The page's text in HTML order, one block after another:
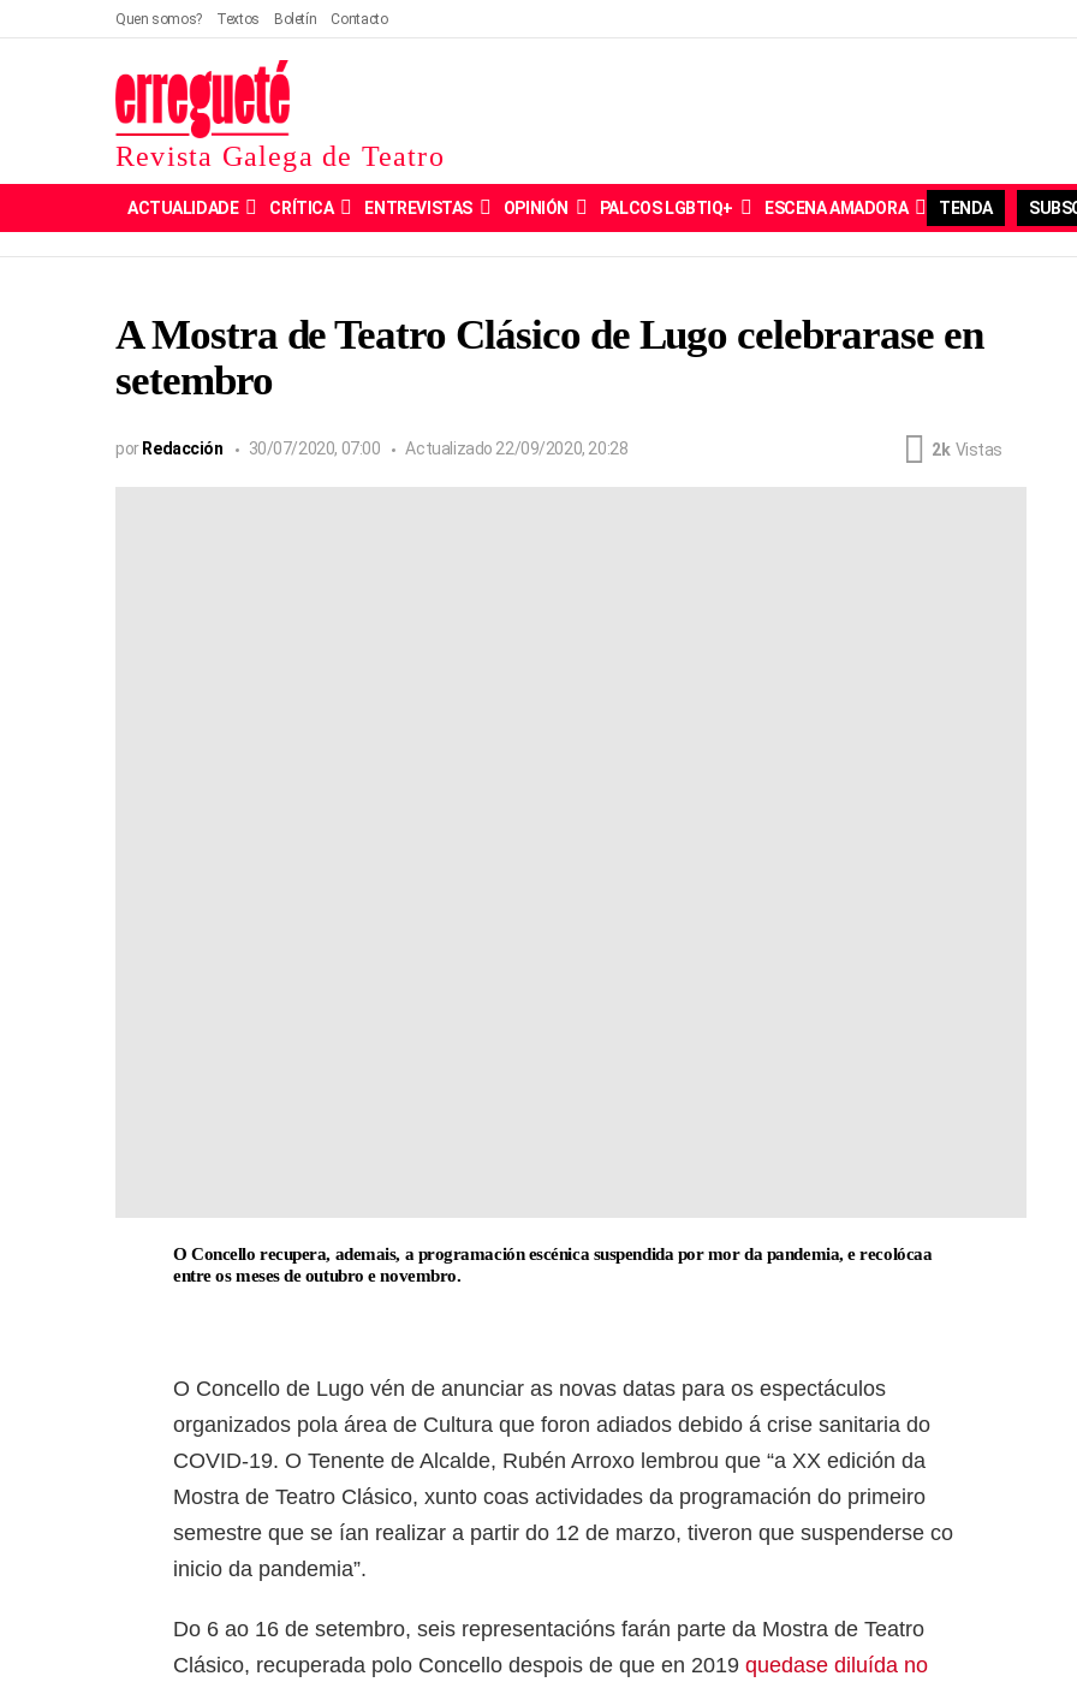
Quen somos? Textos Boletín Contacto
Revista Galega de Teatro
ACTUALIDADE CRÍTICA ENTREVISTAS OPINIÓN PALCOS LGBTIQ+ ESCENA AMADORA TENDA
A Mostra de Teatro Clásico de Lugo celebrarase en
setembro
por Redacción 30/07/2020, 07:00 Actualizado 22/09/2020, 20:28 2k Vistas
O Concello recupera, ademais, a programación escénica suspendida por mor da pandemia, e recolócaa
entre os meses de outubro e novembro.
O Concello de Lugo vén de anunciar as novas datas para os espectáculos
organizados pola área de Cultura que foron adiados debido á crise sanitaria do
COVID-19. O Tenente de Alcalde, Rubén Arroxo lembrou que “a XX edición da
Mostra de Teatro Clásico, xunto coas actividades da programación do primeiro
semestre que se ían realizar a partir do 12 de marzo, tiveron que suspenderse co
inicio da pandemia”.
Do 6 ao 16 de setembro, seis representacións farán parte da Mostra de Teatro
Clásico, recuperada polo Concello despois de que en 2019 quedase diluída no